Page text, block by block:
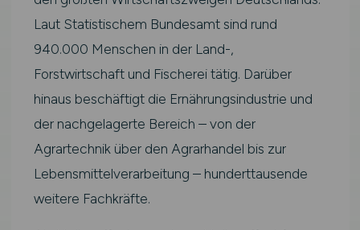
Laut Statistischem Bundesamt sind rund
940.000 Menschen in der Land-,
Forstwirtschaft und Fischerei tätig. Darüber
hinaus beschäftigt die Ernährungsindustrie und
der nachgelagerte Bereich – von der
Agrartechnik über den Agrarhandel bis zur
Lebensmittelverarbeitung – hunderttausende
weitere Fachkräfte.